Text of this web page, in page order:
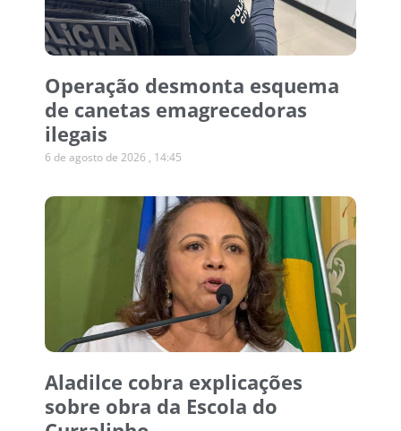
Operação desmonta esquema
de canetas emagrecedoras
ilegais
6 de agosto de 2026 14:45
Aladilce cobra explicações
sobre obra da Escola do